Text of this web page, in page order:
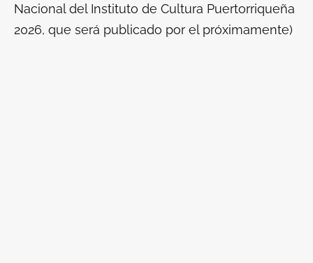
Nacional del Instituto de Cultura Puertorriqueña
2026, que será publicado por el próximamente)